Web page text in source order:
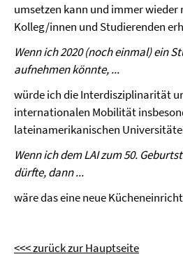
umsetzen kann und immer wieder
Kolleg/innen und Studierenden
Wenn ich 2020 (noch einmal) ein
aufnehmen könnte, ...
würde ich die Interdisziplinarität
internationalen Mobilität
lateinamerikanischen
Wenn ich dem LAI zum 50.
dürfte, dann ...
wäre das eine neue
<<< zurück zur Hauptseite